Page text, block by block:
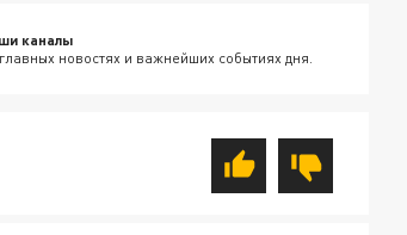
каналы
новостях и важнейших событиях дня.